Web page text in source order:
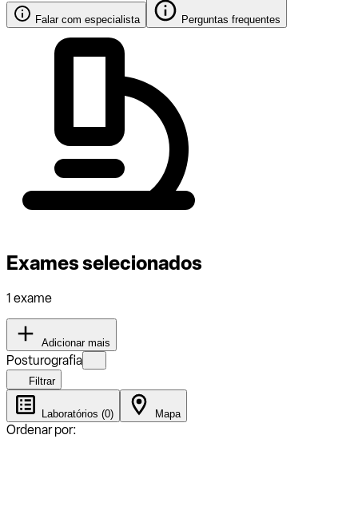
Falar com especialista Perguntas frequentes
Exames selecionados
1 exame
Adicionar mais
Posturografia
Filtrar
Laboratórios (0) Mapa
Ordenar por: